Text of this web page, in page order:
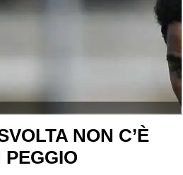
NON C’È
PEGGIO